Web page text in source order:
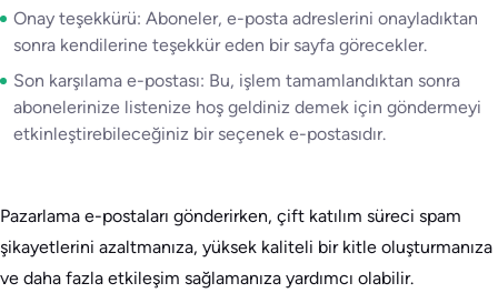
Onay teşekkürü: Aboneler, e-posta adreslerini onayladıktan
sonra kendilerine teşekkür eden bir sayfa görecekler.
Son karşılama e-postası: Bu, işlem tamamlandıktan sonra
abonelerinize listenize hoş geldiniz demek için göndermeyi
etkinleştirebileceğiniz bir seçenek e-postasıdır.
Pazarlama e-postaları gönderirken, çift katılım süreci spam
şikayetlerini azaltmanıza, yüksek kaliteli bir kitle oluşturmanıza
ve daha fazla etkileşim sağlamanıza yardımcı olabilir.